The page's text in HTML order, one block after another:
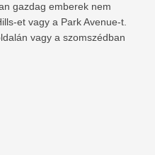
gazdag emberek nem
et vagy a Park Avenue-t.
vagy a szomszédban